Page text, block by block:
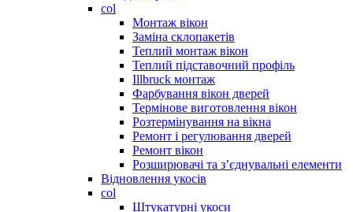
col
Монтаж вікон
Заміна склопакетів
Теплий монтаж вікон
Теплий підставочний профіль
Illbruck монтаж
Фарбування вікон дверей
Термінове виготовлення вікон
Розтермінування на вікна
Ремонт і регулювання дверей
Ремонт вікон
Розширювачі та з’єднувальні елементи
Відновлення укосів
col
Штукатурні укоси